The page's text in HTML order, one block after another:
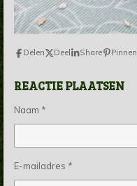
Delen Deel Share Pinnen
REACTIE PLAATSEN
Naam *
E-mailadres *